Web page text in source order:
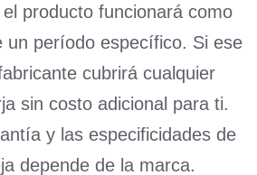
producto funcionará como
un período específico. Si ese
cubrirá cualquier
sin costo adicional para ti.
y las especificidades de
depende de la marca.